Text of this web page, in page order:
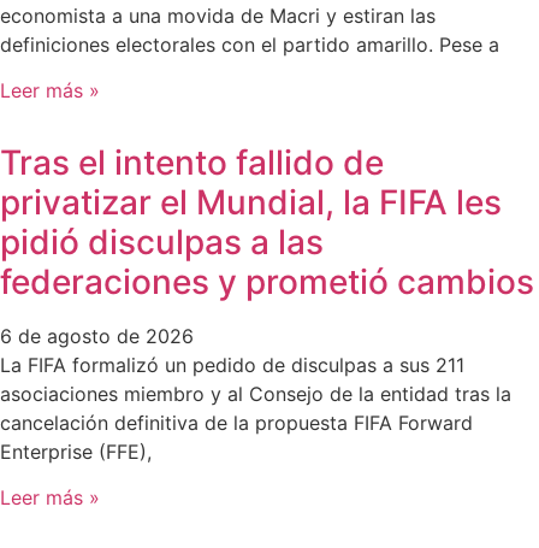
economista a una movida de Macri y estiran las
definiciones electorales con el partido amarillo. Pese a
Leer más »
Tras el intento fallido de
privatizar el Mundial, la FIFA les
pidió disculpas a las
federaciones y prometió cambios
6 de agosto de 2026
La FIFA formalizó un pedido de disculpas a sus 211
asociaciones miembro y al Consejo de la entidad tras la
cancelación definitiva de la propuesta FIFA Forward
Enterprise (FFE),
Leer más »